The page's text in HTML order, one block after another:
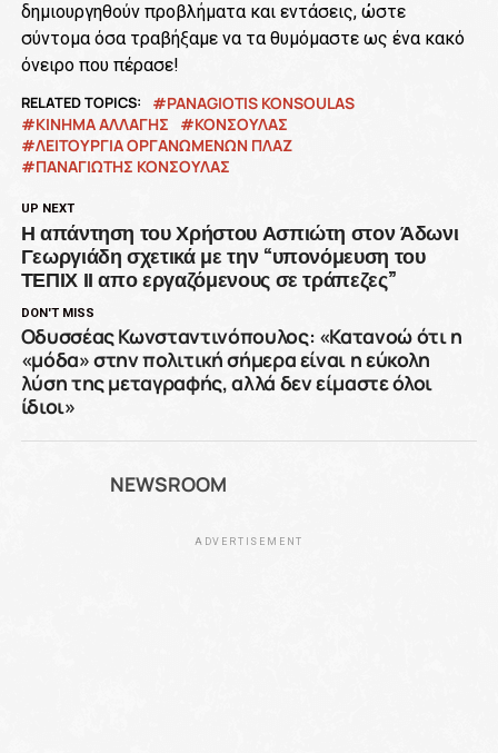
δημιουργηθούν προβλήματα και εντάσεις, ώστε
σύντομα όσα τραβήξαμε να τα θυμόμαστε ως ένα κακό
όνειρο που πέρασε!
RELATED TOPICS:
PANAGIOTIS KONSOULAS
ΚΙΝΗΜΑ ΑΛΛΑΓΗΣ
ΚΟΝΣΟΥΛΑΣ
ΛΕΙΤΟΥΡΓΙΑ ΟΡΓΑΝΩΜΕΝΩΝ ΠΛΑΖ
ΠΑΝΑΓΙΏΤΗΣ ΚΟΝΣΟΥΛΑΣ
UP NEXT
Η απάντηση του Χρήστου Ασπιώτη στον Άδωνι
Γεωργιάδη σχετικά με την “υπονόμευση του
ΤΕΠΙΧ ΙΙ απο εργαζόμενους σε τράπεζες”
DON'T MISS
Οδυσσέας Κωνσταντινόπουλος: «Κατανοώ ότι η
«μόδα» στην πολιτική σήμερα είναι η εύκολη
λύση της μεταγραφής, αλλά δεν είμαστε όλοι
ίδιοι»
NEWSROOM
ADVERTISEMENT